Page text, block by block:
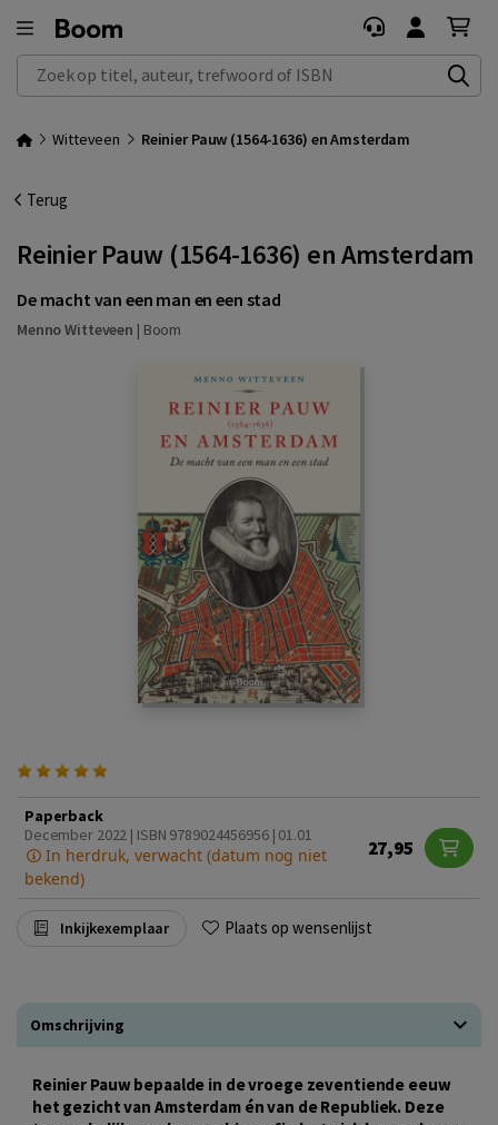
Zoek op titel, auteur, trefwoord of ISBN
Witteveen Reinier Pauw (1564-1636) en Amsterdam
Terug
Reinier Pauw (1564-1636) en Amsterdam
De macht van een man en een stad
Menno Witteveen | Boom
Paperback
December 2022 | ISBN 9789024456956 | 01.01
In herdruk, verwacht (datum nog niet
bekend)
27,95
Inkijkexemplaar Plaats op wensenlijst
Omschrijving
Reinier Pauw bepaalde in de vroege zeventiende eeuw
het gezicht van Amsterdam én van de Republiek. Deze